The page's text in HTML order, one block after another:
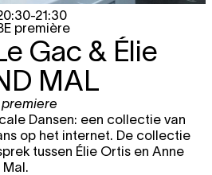
-21:30
première
Gac & Élie
MAL
premiere
Dansen: een collectie van
op het internet. De collectie
tussen Élie Ortis en Anne